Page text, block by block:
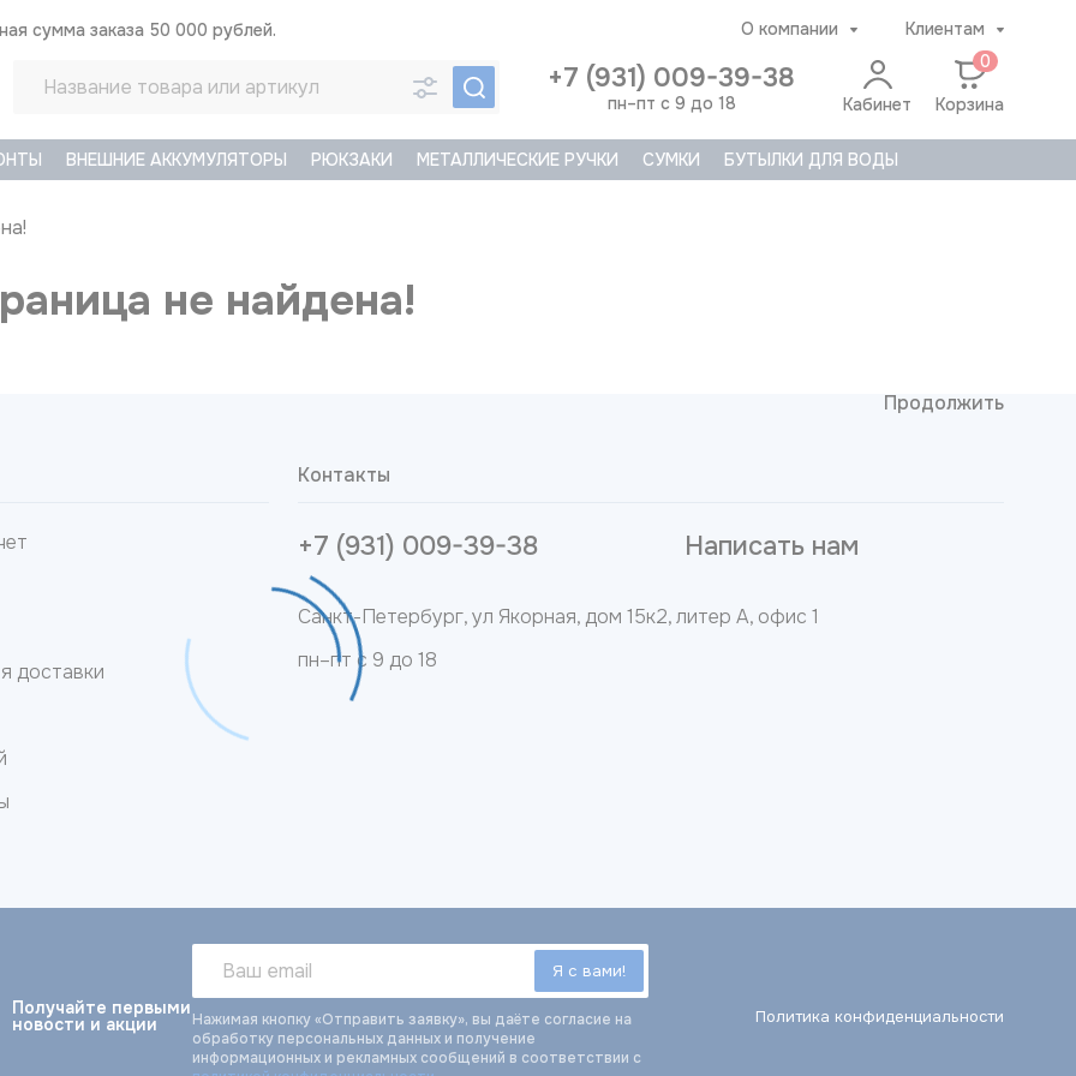
сумма заказа 50 000 рублей. О компании Клиентам
+7 (931) 009-39-38
пн–пт с 9 до 18 Кабинет
0
Корзина
ВНЕШНИЕ АККУМУЛЯТОРЫ РЮКЗАКИ МЕТАЛЛИЧЕСКИЕ РУЧКИ СУМКИ БУТЫЛКИ ДЛЯ ВОДЫ
не найдена!
Продолжить
доставки
Контакты
+7 (931) 009-39-38 Написать нам
Санкт-Петербург, ул Якорная, дом 15к2, литер А, офис 1
пн–пт с 9 до 18
Получайте первыми
новости и акции
Нажимая кнопку «Отправить заявку», вы даёте согласие на
обработку персональных данных и получение
информационных и рекламных сообщений в соответствии с
Политика конфиденциальности